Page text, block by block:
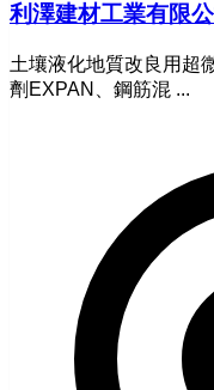
利澤建材工業有限
土壤液化地質改良用超
劑EXPAN、鋼筋混 ...